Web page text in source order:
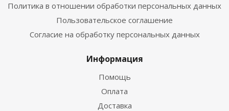
Политика в отношении обработки персональных данных
Пользовательское соглашение
Согласие на обработку персональных данных
Информация
Помощь
Оплата
Доставка